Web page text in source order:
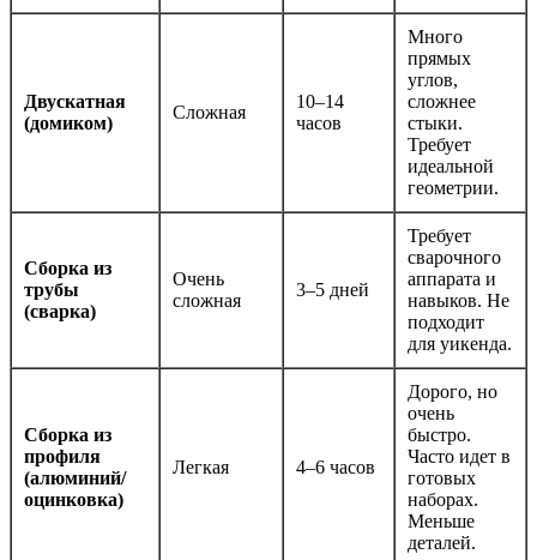
Двускатная
(домиком)
Сложная
10–14
часов
Много
прямых
углов,
сложнее
стыки.
Требует
идеальной
геометрии.
Сборка из
трубы
(сварка)
Очень
сложная
3–5 дней
Требует
сварочного
аппарата и
навыков. Не
подходит
для уикенда.
Сборка из
профиля
(алюминий/
оцинковка)
Легкая 4–6 часов
Дорого, но
очень
быстро.
Часто идет в
готовых
наборах.
Меньше
деталей.